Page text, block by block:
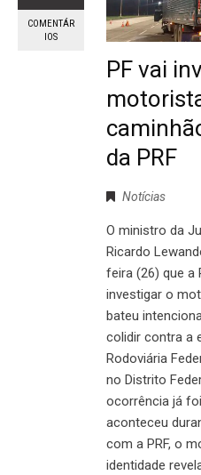
COMENTÁR
IOS
PF vai
da PRF
Notícias
O ministro da
Ricardo
feira (26) que a
investigar o
bateu
colidir contra a
Rodoviária
no Distrito
ocorrência já
aconteceu
com a PRF, o
identidade